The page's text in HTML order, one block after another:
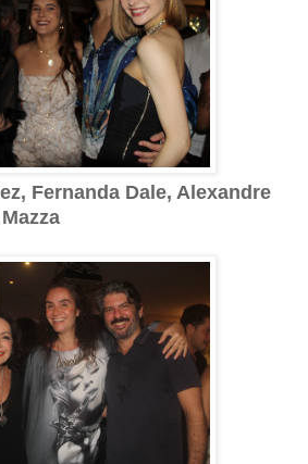
Dale, Alexandre